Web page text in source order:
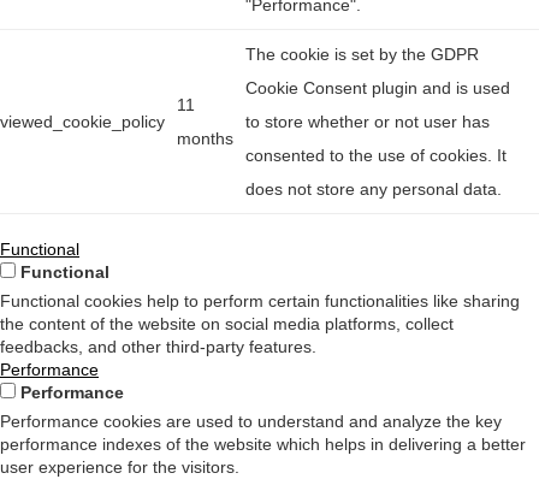
"Performance".
viewed_cookie_policy
11
months
The cookie is set by the GDPR
Cookie Consent plugin and is used
to store whether or not user has
consented to the use of cookies. It
does not store any personal data.
Functional
Functional
Functional cookies help to perform certain functionalities like sharing
the content of the website on social media platforms, collect
feedbacks, and other third-party features.
Performance
Performance
Performance cookies are used to understand and analyze the key
performance indexes of the website which helps in delivering a better
user experience for the visitors.